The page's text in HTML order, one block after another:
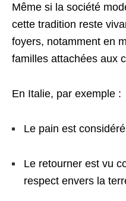
Même si la société
cette tradition reste
foyers, notamment en
familles attachées aux
En Italie, par exemple :
Le pain est
Le retourner est vu
respect envers la